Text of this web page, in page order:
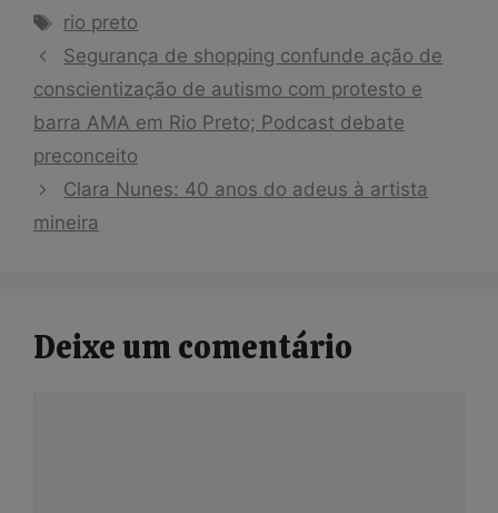
Tags
rio preto
Segurança de shopping confunde ação de
conscientização de autismo com protesto e
barra AMA em Rio Preto; Podcast debate
preconceito
Clara Nunes: 40 anos do adeus à artista
mineira
Deixe um comentário